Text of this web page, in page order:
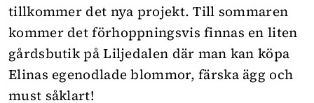
tillkommer det nya projekt. Till sommaren
kommer det förhoppningsvis finnas en liten
gårdsbutik på Liljedalen där man kan köpa
Elinas egenodlade blommor, färska ägg och
must såklart!